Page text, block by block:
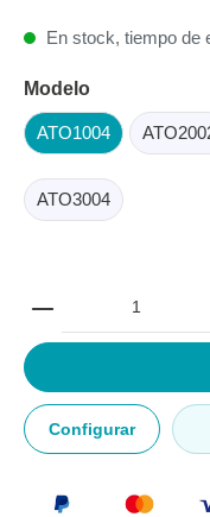
En stock, tiempo de
Modelo
ATO1004
ATO3004
Configurar